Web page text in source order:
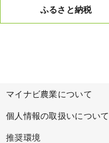
ふるさと納税
マイナビ農業について
個人情報の取扱いについて
推奨環境